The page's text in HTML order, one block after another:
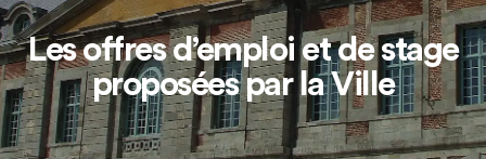
Les offres d’emploi et de stage
proposées par la Ville